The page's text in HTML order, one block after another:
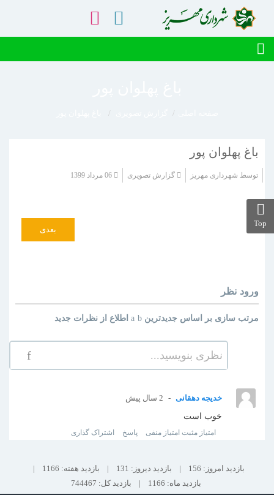
باغ پهلوان پور
توسط شهرداری مهریز گزارش تصویری
بعدی
نظر ورود
اطلاع از نظرات جدید مرتب سازی بر اساس جدیدترین
نظری بنویسید...
خدیجه دهقانی
خوب است
امتیاز مثبت امتیاز منفی پاسخ اشتراک گذاری
بازدید امروز: 156 | بازدید دیروز: 131 | بازدید هفته: 1166
|
بازدید ماه: 1166
| بازدید کل: 744467
Top